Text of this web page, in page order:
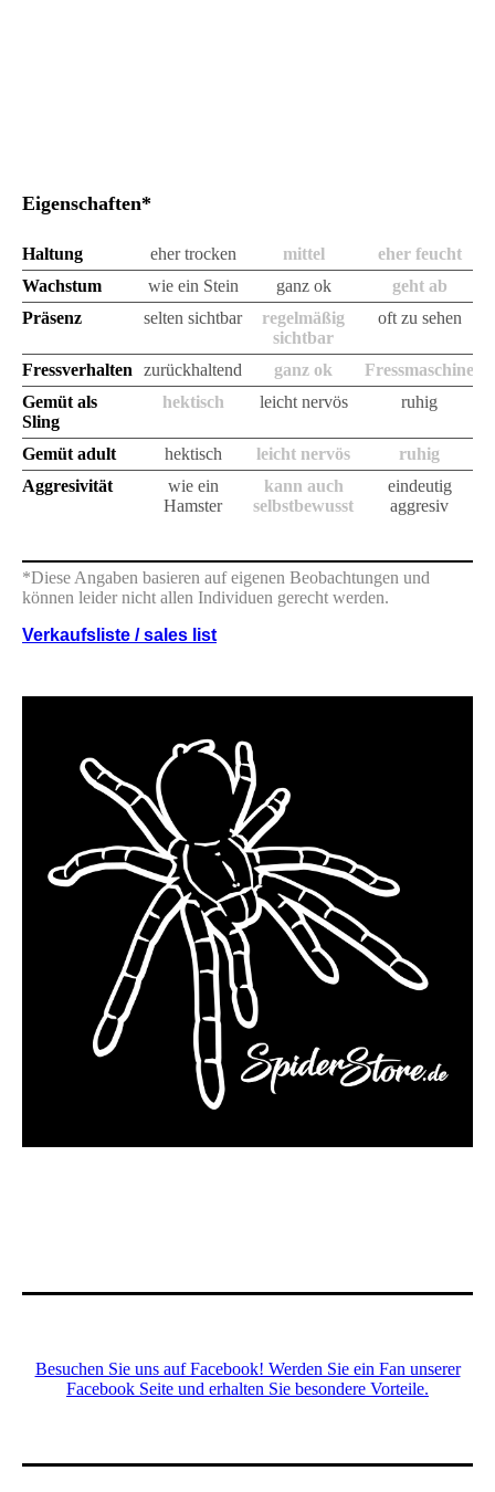
Eigenschaften*
Haltung eher trocken mittel
eher feucht
Wachstum
wie ein Stein ganz ok
geht ab
Präsenz
selten sichtbar
regelmäßig
sichtbar
oft zu sehen
Fressverhalten zurückhaltend ganz ok
Fressmaschine
Gemüt als
Sling
hektisch leicht nervös ruhig
Gemüt adult hektisch leicht nervös
ruhig
Aggresivität
wie ein
Hamster
kann auch
selbstbewusst
eindeutig
aggresiv
*Diese Angaben basieren auf eigenen Beobachtungen und
können leider nicht allen Individuen gerecht werden.
Verkaufsliste / sales list
Besuchen Sie uns auf Facebook! Werden Sie ein Fan unserer
Facebook Seite und erhalten Sie besondere Vorteile.